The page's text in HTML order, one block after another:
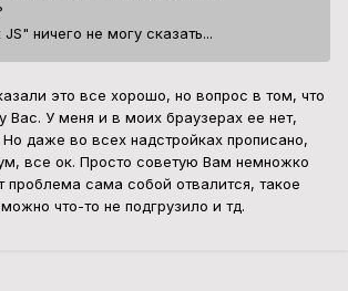
ничего не могу сказать...
это все хорошо, но вопрос в том, что
Вас. У меня и в моих браузерах ее нет,
даже во всех надстройках прописано,
все ок. Просто советую Вам немножко
сама собой отвалится, такое
что-то не подгрузило и тд.